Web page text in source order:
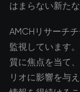
はまらない新た
AMCHリサーチ
監視しています
質に焦点を当て
リオに影響を与